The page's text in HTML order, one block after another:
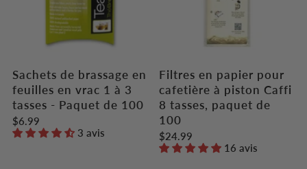
Sachets de brassage en
feuilles en vrac 1 à 3
tasses - Paquet de 100
$6.99
3 avis
Filtres en papier pour
cafetière à piston Caffi
8 tasses, paquet de
100
$24.99
16 avis